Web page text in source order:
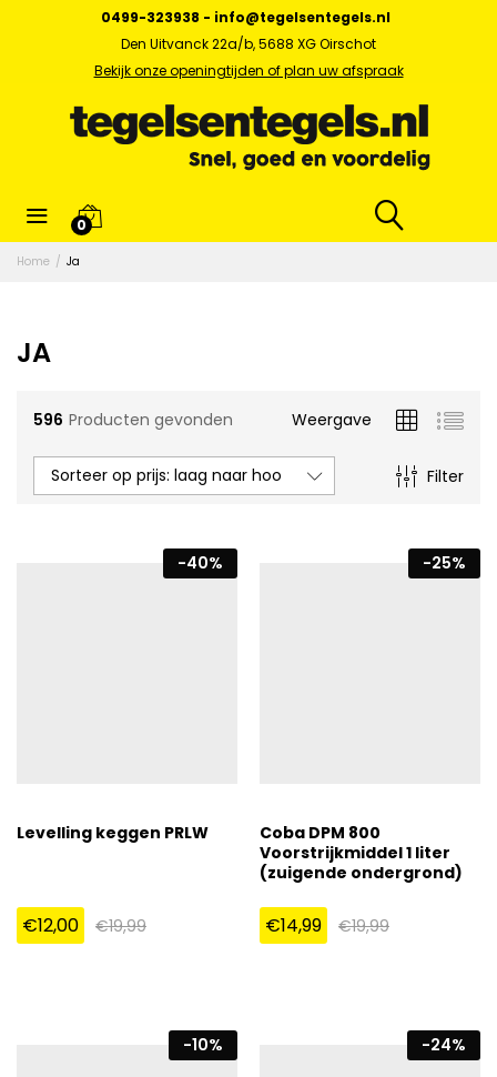
0499-323938 - info@tegelsentegels.nl
Den Uitvanck 22a/b, 5688 XG Oirschot
Bekijk onze openingtijden of plan uw afspraak
0
Home / Ja
JA
596 Producten gevonden Weergave
Filter
Sorteer op prijs: laag naar hoog
-40%
Levelling keggen PRLW
€12,00 €19,99
-25%
Coba DPM 800
Voorstrijkmiddel 1 liter
(zuigende ondergrond)
€14,99 €19,99
-10% -24%